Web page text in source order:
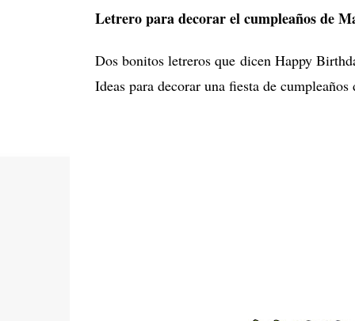
Letrero para decorar el cumpleaños de
Dos bonitos letreros que dicen Happy
Ideas para decorar una fiesta de